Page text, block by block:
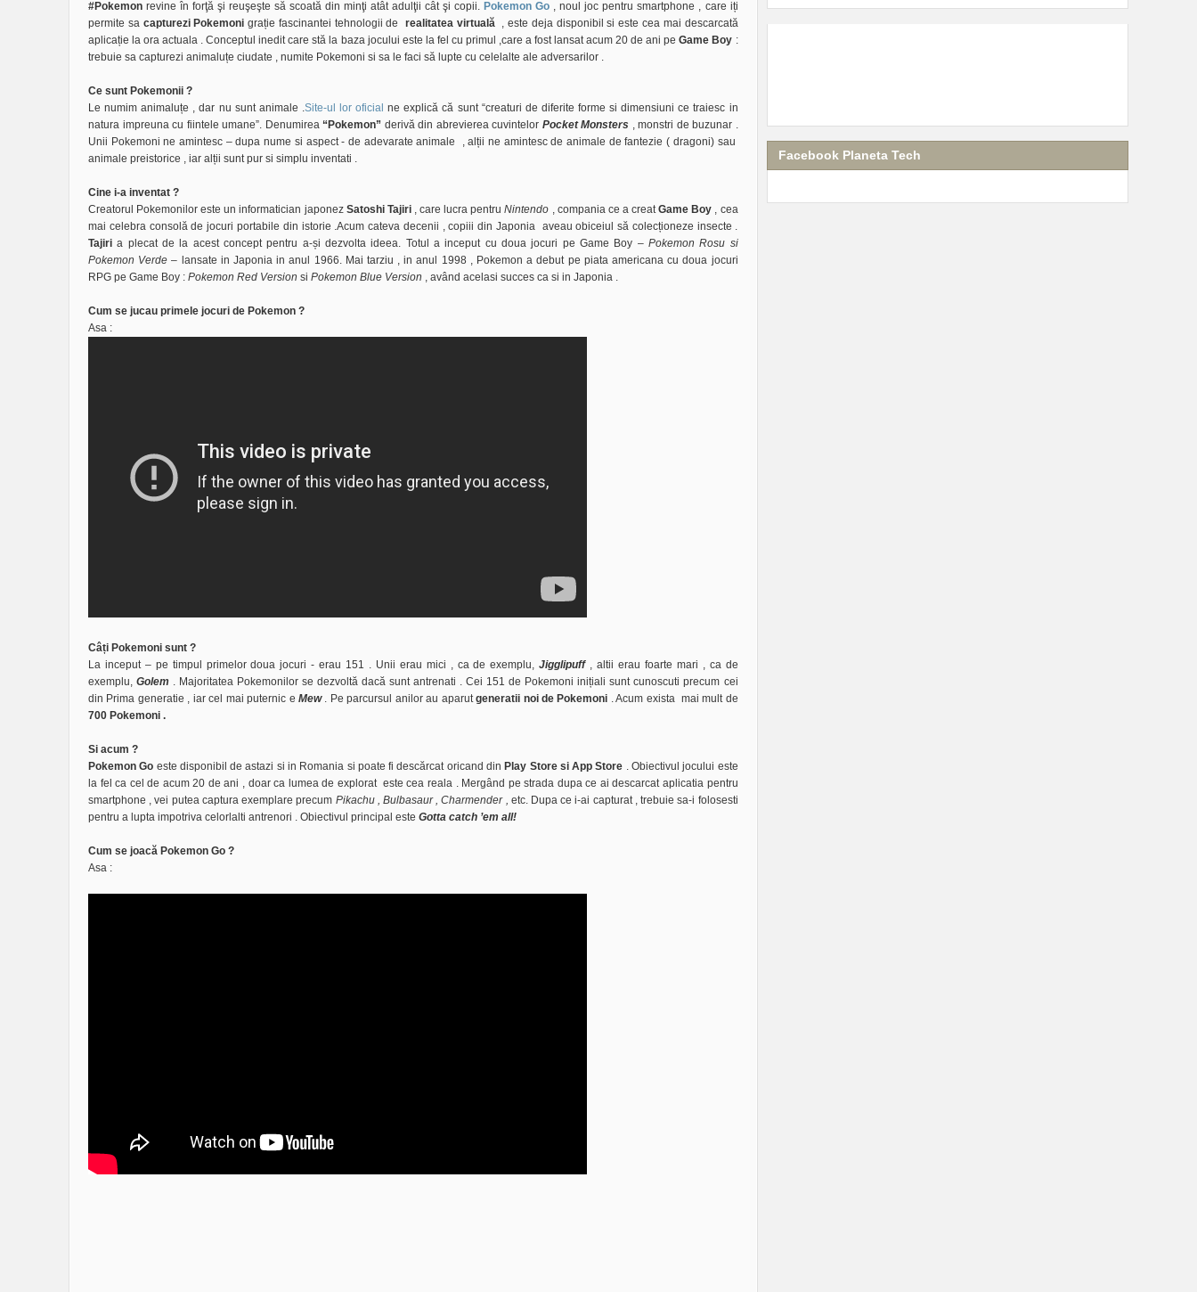
#Pokemonrevine în forţă şi reuşeşte să scoată din minţi atât adulţii cât şi copii. Pokemon Go , noul joc pentru smartphone , care iți
permite sa capturezi Pokemonigrație fascinantei tehnologii de realitatea virtuală, este deja disponibil si este cea mai descarcată
aplicație la ora actuala . Conceptul inedit care stă la baza jocului este la fel cu primul ,care a fost lansat acum 20 de ani peGame Boy :
trebuie sa capturezi animaluțe ciudate , numite Pokemoni si sa le faci să lupte cu celelalte ale adversarilor .
Ce sunt Pokemonii ?
Le numim animaluțe , dar nu sunt animale .Site-ul lor oficial ne explică că sunt “creaturi de diferite forme si dimensiuni ce traiesc in
natura impreuna cu fiintele umane”. Denumirea “Pokemon” derivă din abrevierea cuvintelor Pocket Monsters , monstri de buzunar .
Unii Pokemoni ne amintesc – dupa nume si aspect - de adevarate animale , alții ne amintesc de animale de fantezie ( dragoni) sau
animale preistorice , iar alții sunt pur si simplu inventati .
Cine i-a inventat ?
Creatorul Pokemonilor este un informatician japonez Satoshi Tajiri, care lucra pentru Nintendo , compania ce a creatGame Boy , cea
mai celebra consolă de jocuri portabile din istorie .Acum cateva decenii , copiii din Japonia aveau obiceiul să colecționeze insecte .
Tajiri a plecat de la acest concept pentru a-și dezvolta ideea. Totul a inceput cu doua jocuri pe Game Boy – Pokemon Rosu si
Pokemon Verde – lansate in Japonia in anul 1966. Mai tarziu , in anul 1998 , Pokemon a debut pe piata americana cu doua jocuri
RPG pe Game Boy : Pokemon Red Version si Pokemon Blue Version , având acelasi succes ca si in Japonia .
Cum se jucau primele jocuri de Pokemon ?
Asa :
Câți Pokemoni sunt ?
La inceput – pe timpul primelor doua jocuri - erau 151 . Unii erau mici , ca de exemplu,Jigglipuff , altii erau foarte mari , ca de
exemplu,Golem . Majoritatea Pokemonilor se dezvoltă dacă sunt antrenati . Cei 151 de Pokemoni inițiali sunt cunoscuti precum cei
din Prima generatie , iar cel mai puternic e Mew. Pe parcursul anilor au aparutgeneratii noi de Pokemoni . Acum exista mai mult de
700 Pokemoni .
Si acum ?
Pokemon Go este disponibil de astazi si in Romania si poate fi descărcat oricand din Play Store si App Store . Obiectivul jocului este
la fel ca cel de acum 20 de ani , doar ca lumea de explorat este cea reala . Mergând pe strada dupa ce ai descarcat aplicatia pentru
smartphone , vei putea captura exemplare precum Pikachu , Bulbasaur , Charmender , etc. Dupa ce i-ai capturat , trebuie sa-i folosesti
pentru a lupta impotriva celorlalti antrenori . Obiectivul principal este Gotta catch ’em all!
Cum se joacă Pokemon Go ?
Asa :
Facebook Planeta Tech